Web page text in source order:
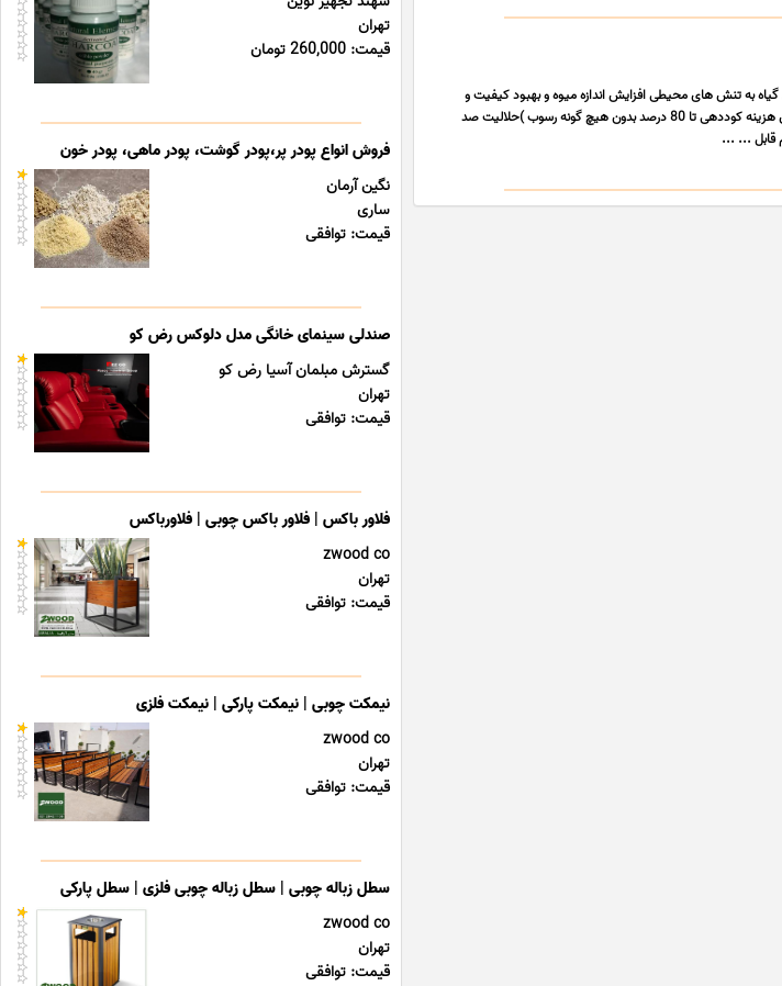
به تنش های محیطی افزایش اندازه میوه و بهبود کیفیت و
طعم میوه بهبود رشد و توسعه ریشه و اندام های هوایی کاهش هزینه کوددهی تا 80 درصد بدون هیچ گونه رسوب )حلالیت صد
قابل ... ...
تهران
قیمت: 260,000 تومان
فروش انواع پودر پر،پودر گوشت، پودر ماهی، پودر خون
نگین آرمان
ساری
قیمت: توافقی
صندلی سینمای خانگی مدل دلوکس رض کو
گسترش مبلمان آسیا رض کو
تهران
قیمت: توافقی
فلاور باکس | فلاور باکس چوبی | فلاورباکس
zwood co
تهران
قیمت: توافقی
نیمکت چوبی | نیمکت پارکی | نیمکت فلزی
zwood co
تهران
قیمت: توافقی
سطل زباله چوبی | سطل زباله چوبی فلزی | سطل پارکی
zwood co
تهران
قیمت: توافقی